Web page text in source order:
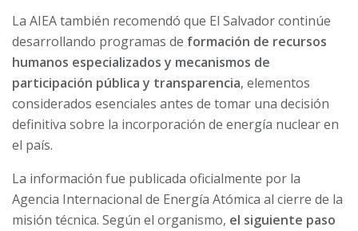
La AIEA también recomendó que El Salvador continúe
desarrollando programas de formación de recursos
humanos especializados y mecanismos de
participación pública y transparencia, elementos
considerados esenciales antes de tomar una decisión
definitiva sobre la incorporación de energía nuclear en
el país.
La información fue publicada oficialmente por la
Agencia Internacional de Energía Atómica al cierre de la
misión técnica. Según el organismo, el siguiente paso